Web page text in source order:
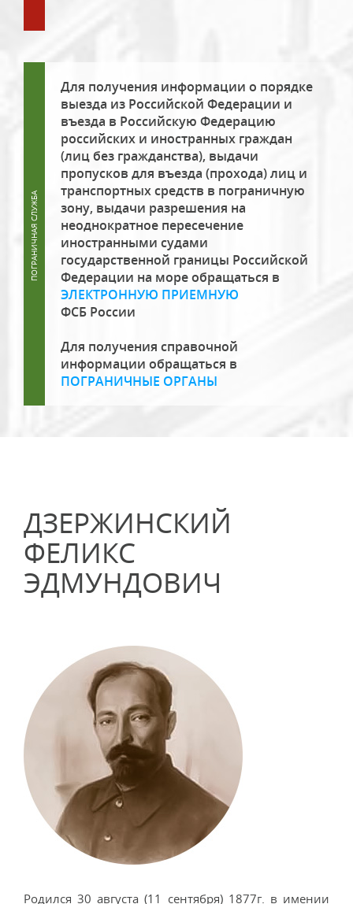
Для получения информации о порядке
выезда из Российской Федерации и
въезда в Российскую Федерацию
российских и иностранных граждан
(лиц без гражданства), выдачи
пропусков для въезда (прохода) лиц и
транспортных средств в пограничную
зону, выдачи разрешения на
неоднократное пересечение
иностранными судами
государственной границы Российской
Федерации на море обращаться в
ЭЛЕКТРОННУЮ ПРИЕМНУЮ
ФСБ России
Для получения справочной
информации обращаться в
ПОГРАНИЧНЫЕ ОРГАНЫ
ДЗЕРЖИНСКИЙ
ФЕЛИКС
ЭДМУНДОВИЧ
Родился 30 августа (11 сентября) 1877г. в имении